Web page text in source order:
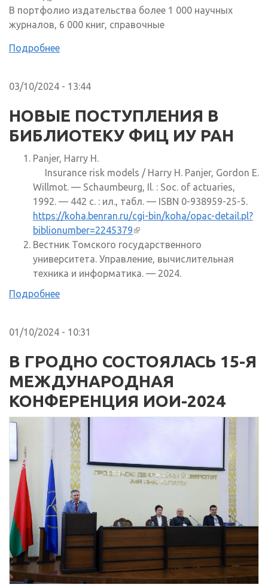
В портфолио издательства более 1 000 научных
журналов, 6 000 книг, справочные
Подробнее
03/10/2024 - 13:44
НОВЫЕ ПОСТУПЛЕНИЯ В
БИБЛИОТЕКУ ФИЦ ИУ РАН
Panjer, Harry H.
Insurance risk models / Harry H. Panjer, Gordon E.
Willmot. — Schaumbeurg, Il. : Soc. of actuaries,
1992. — 442 c. : ил., табл. — ISBN 0-938959-25-5.
https://koha.benran.ru/cgi-bin/koha/opac-detail.pl?
biblionumber=2245379(внешняя ссылка)
Вестник Томского государственного
университета. Управление, вычислительная
техника и информатика. — 2024.
Подробнее
01/10/2024 - 10:31
В ГРОДНО СОСТОЯЛАСЬ 15-Я
МЕЖДУНАРОДНАЯ
КОНФЕРЕНЦИЯ ИОИ-2024